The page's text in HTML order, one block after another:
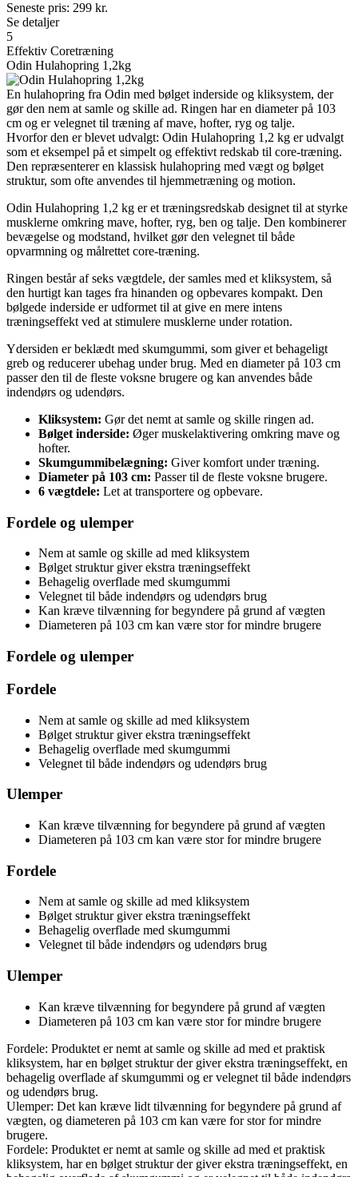
Seneste pris: 299 kr.
Se detaljer
5
Effektiv Coretræning
Odin Hulahopring 1,2kg
En hulahopring fra Odin med bølget inderside og kliksystem, der
gør den nem at samle og skille ad. Ringen har en diameter på 103
cm og er velegnet til træning af mave, hofter, ryg og talje.
Hvorfor den er blevet udvalgt: Odin Hulahopring 1,2 kg er udvalgt
som et eksempel på et simpelt og effektivt redskab til core-træning.
Den repræsenterer en klassisk hulahopring med vægt og bølget
struktur, som ofte anvendes til hjemmetræning og motion.
Odin Hulahopring 1,2 kg er et træningsredskab designet til at styrke
musklerne omkring mave, hofter, ryg, ben og talje. Den kombinerer
bevægelse og modstand, hvilket gør den velegnet til både
opvarmning og målrettet core-træning.
Ringen består af seks vægtdele, der samles med et kliksystem, så
den hurtigt kan tages fra hinanden og opbevares kompakt. Den
bølgede inderside er udformet til at give en mere intens
træningseffekt ved at stimulere musklerne under rotation.
Ydersiden er beklædt med skumgummi, som giver et behageligt
greb og reducerer ubehag under brug. Med en diameter på 103 cm
passer den til de fleste voksne brugere og kan anvendes både
indendørs og udendørs.
Kliksystem: Gør det nemt at samle og skille ringen ad.
Bølget inderside: Øger muskelaktivering omkring mave og
hofter.
Skumgummibelægning: Giver komfort under træning.
Diameter på 103 cm: Passer til de fleste voksne brugere.
6 vægtdele: Let at transportere og opbevare.
Fordele og ulemper
Nem at samle og skille ad med kliksystem
Bølget struktur giver ekstra træningseffekt
Behagelig overflade med skumgummi
Velegnet til både indendørs og udendørs brug
Kan kræve tilvænning for begyndere på grund af vægten
Diameteren på 103 cm kan være stor for mindre brugere
Fordele og ulemper
Fordele
Nem at samle og skille ad med kliksystem
Bølget struktur giver ekstra træningseffekt
Behagelig overflade med skumgummi
Velegnet til både indendørs og udendørs brug
Ulemper
Kan kræve tilvænning for begyndere på grund af vægten
Diameteren på 103 cm kan være stor for mindre brugere
Fordele
Nem at samle og skille ad med kliksystem
Bølget struktur giver ekstra træningseffekt
Behagelig overflade med skumgummi
Velegnet til både indendørs og udendørs brug
Ulemper
Kan kræve tilvænning for begyndere på grund af vægten
Diameteren på 103 cm kan være stor for mindre brugere
Fordele: Produktet er nemt at samle og skille ad med et praktisk
kliksystem, har en bølget struktur der giver ekstra træningseffekt, en
behagelig overflade af skumgummi og er velegnet til både indendørs
og udendørs brug.
Ulemper: Det kan kræve lidt tilvænning for begyndere på grund af
vægten, og diameteren på 103 cm kan være for stor for mindre
brugere.
Fordele: Produktet er nemt at samle og skille ad med et praktisk
kliksystem, har en bølget struktur der giver ekstra træningseffekt, en